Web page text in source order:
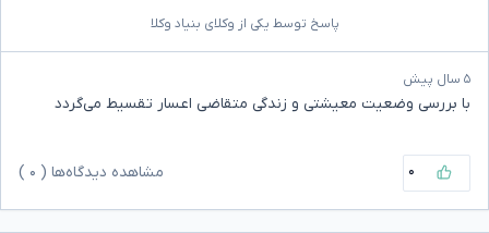
پاسخ توسط یکی از وکلای بنیاد وکلا
۵ سال پیش
با بررسی وضعیت معیشتی و زندگی متقاضی اعسار تقسیط می‌گردد
۰ مشاهده دیدگاه‌ها ( ۰